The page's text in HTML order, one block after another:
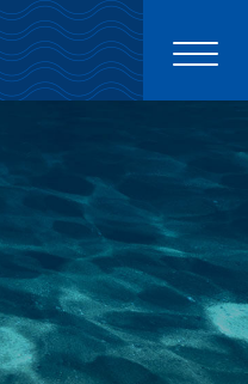
Toggle